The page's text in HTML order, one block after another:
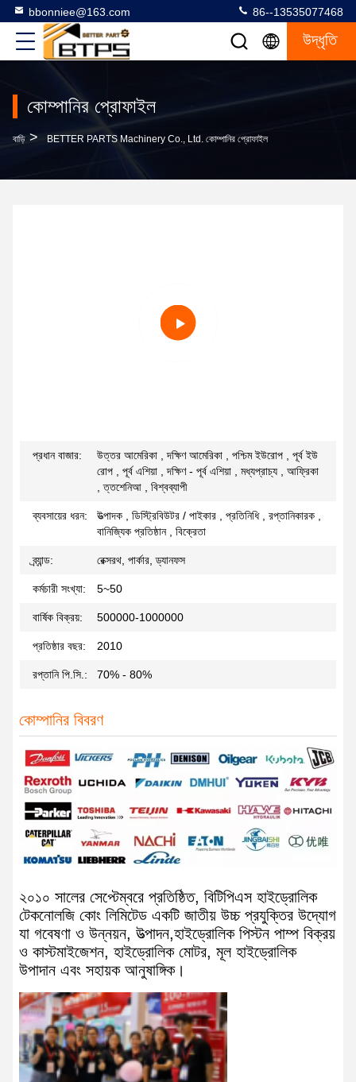
bbonniee@163.com 86--13535077468
উদ্ধৃতি
কোম্পানির প্রোফাইল
বাড়ি > BETTER PARTS Machinery Co., Ltd. কোম্পানির প্রোফাইল
প্রধান বাজার:
উত্তর আমেরিকা , দক্ষিণ আমেরিকা , পশ্চিম ইউরোপ , পূর্ব ইউ
রোপ , পূর্ব এশিয়া , দক্ষিণ - পূর্ব এশিয়া , মধ্যপ্রাচ্য , আফ্রিকা
, ত্তশেনিআ , বিশ্বব্যাপী
ব্যবসায়ের ধরন:
উত্পাদক , ডিস্ট্রিবিউটর / পাইকার , প্রতিনিধি , রপ্তানিকারক ,
বানিজ্যিক প্রতিষ্ঠান , বিক্রেতা
ব্র্যান্ড: রেক্সরথ, পার্কার, ড্যানফস
কর্মচারী সংখ্যা: 5~50
বার্ষিক বিক্রয়: 500000-1000000
প্রতিষ্ঠার বছর: 2010
রপ্তানি পি.সি.: 70% - 80%
কোম্পানির বিবরণ
২০১০ সালের সেপ্টেম্বরে প্রতিষ্ঠিত, বিটিপিএস হাইড্রোলিক
টেকনোলজি কোং লিমিটেড একটি জাতীয় উচ্চ প্রযুক্তির উদ্যোগ
যা গবেষণা ও উন্নয়ন, উত্পাদন,হাইড্রোলিক পিস্টন পাম্প বিক্রয়
ও কাস্টমাইজেশন, হাইড্রোলিক মোটর, মূল হাইড্রোলিক
উপাদান এবং সহায়ক আনুষাঙ্গিক।